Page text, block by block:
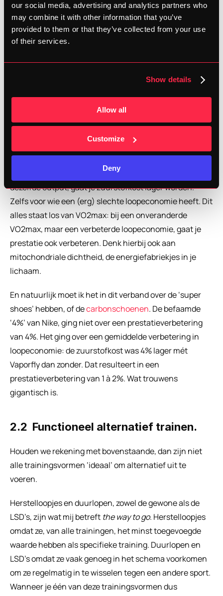
our social media, advertising and analytics partners who
may combine it with other information that you’ve
provided to them or that they’ve collected from your use
of their services.
Show details
Allow all
Customize
Deny
Hoe meer je hardloopt, hoe beter je loopeconomie. Voor
dezelfde output, gaat je zuurstofkost lager worden.
Zelfs voor wie een (erg) slechte loopeconomie heeft. Dit
alles staat los van VO2max: bij een onveranderde
VO2max, maar een verbeterde loopeconomie, gaat je
prestatie ook verbeteren. Denk hierbij ook aan
mitochondriale dichtheid, de energiefabriekjes in je
lichaam.
En natuurlijk moet ik het in dit verband over de ‘super
shoes’ hebben, of de carbonschoenen. De befaamde
‘4%’ van Nike, ging niet over een prestatieverbetering
van 4%. Het ging over een gemiddelde verbetering in
loopeconomie: de zuurstofkost was 4% lager mét
Vaporfly dan zonder. Dat resulteert in een
prestatieverbetering van 1 à 2%. Wat trouwens
gigantisch is.
2.2  Functioneel alternatief trainen.
Houden we rekening met bovenstaande, dan zijn niet
alle trainingsvormen ‘ideaal’ om alternatief uit te
voeren.
Herstelloopjes en duurlopen, zowel de gewone als de
LSD’s, zijn wat mij betreft the way to go. Herstelloopjes
omdat ze, van alle trainingen, het minst toegevoegde
waarde hebben als specifieke training. Duurlopen en
LSD’s omdat ze vaak genoeg in het schema voorkomen
om ze regelmatig in te wisselen tegen een andere sport.
Wanneer je één van deze trainingsvormen dus